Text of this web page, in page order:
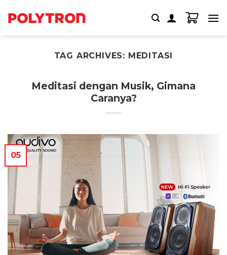
TAG ARCHIVES: MEDITASI
Meditasi dengan Musik, Gimana
Caranya?
05